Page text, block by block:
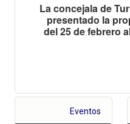
La concejala de
presentado la
del 25 de febrero
Eventos